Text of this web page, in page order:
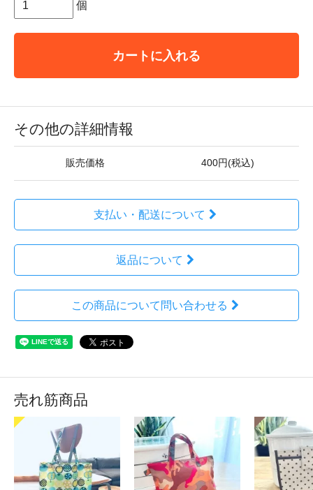
個
カートに入れる
その他の詳細情報
販売価格 400円(税込)
支払い・配送について
返品について
この商品について問い合わせる
売れ筋商品